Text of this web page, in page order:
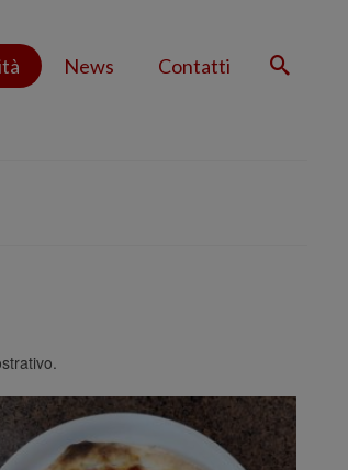
News Contatti